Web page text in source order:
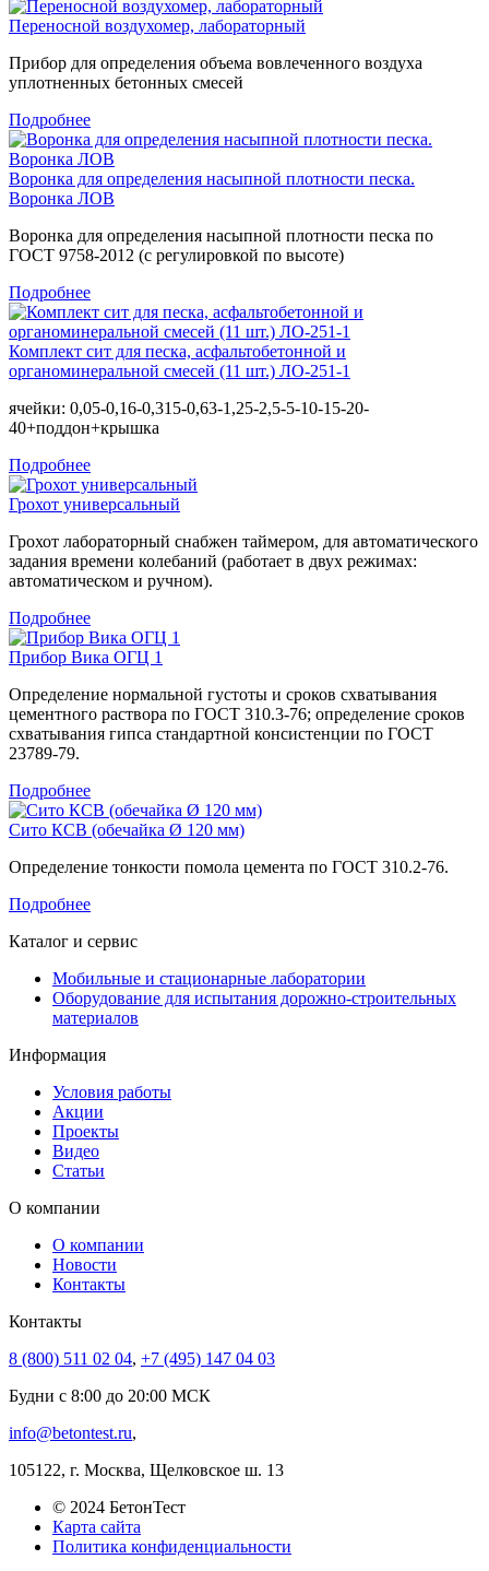
Переносной воздухомер, лабораторный
Прибор для определения объема вовлеченного воздуха
уплотненных бетонных смесей
Подробнее
Воронка для определения насыпной плотности песка.
Воронка ЛОВ
Воронка для определения насыпной плотности песка по
ГОСТ 9758-2012 (с регулировкой по высоте)
Подробнее
Комплект сит для песка, асфальтобетонной и
органоминеральной смесей (11 шт.) ЛО-251-1
ячейки: 0,05-0,16-0,315-0,63-1,25-2,5-5-10-15-20-
40+поддон+крышка
Подробнее
Грохот универсальный
Грохот лабораторный снабжен таймером, для автоматического
задания времени колебаний (работает в двух режимах:
автоматическом и ручном).
Подробнее
Прибор Вика ОГЦ 1
Определение нормальной густоты и сроков схватывания
цементного раствора по ГОСТ 310.3-76; определение сроков
схватывания гипса стандартной консистенции по ГОСТ
23789-79.
Подробнее
Сито КСВ (обечайка Ø 120 мм)
Определение тонкости помола цемента по ГОСТ 310.2-76.
Подробнее
Каталог и сервис
Мобильные и стационарные лаборатории
Оборудование для испытания дорожно-строительных
материалов
Информация
Условия работы
Акции
Проекты
Видео
Статьи
О компании
О компании
Новости
Контакты
Контакты
8 (800) 511 02 04, +7 (495) 147 04 03
Будни с 8:00 до 20:00 МСК
info@betontest.ru,
105122, г. Москва, Щелковское ш. 13
© 2024 БетонТест
Карта сайта
Политика конфиденциальности